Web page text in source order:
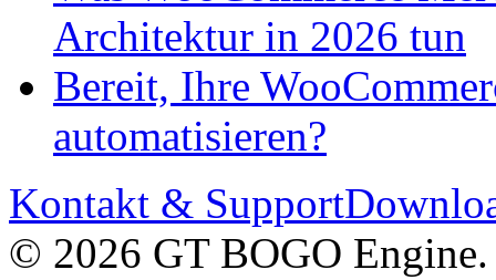
Architektur in 2026 tun
Bereit, Ihre
automatisieren?
Kontakt & Support
© 2026 GT BOGO